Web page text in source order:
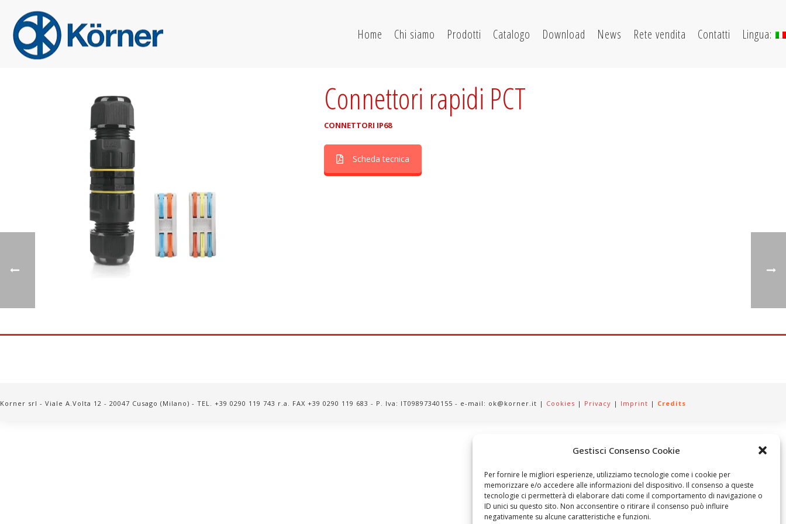
Gestisci Consenso Cookie
Per fornire le migliori esperienze, utilizziamo tecnologie come i cookie per
memorizzare e/o accedere alle informazioni del dispositivo. Il consenso a queste
tecnologie ci permetterà di elaborare dati come il comportamento di navigazione o
ID unici su questo sito. Non acconsentire o ritirare il consenso può influire
negativamente su alcune caratteristiche e funzioni.
Home Chi siamo Prodotti Catalogo Download News Rete vendita Contatti Lingua:
Connettori rapidi PCT
CONNETTORI IP68
Scheda tecnica
Korner srl - Viale A.Volta 12 - 20047 Cusago (Milano) - TEL. +39 0290 119 743 r.a. FAX +39 0290 119 683 - P. Iva: IT09897340155 - e-mail: ok@korner.it | Cookies | Privacy | Imprint | Credits